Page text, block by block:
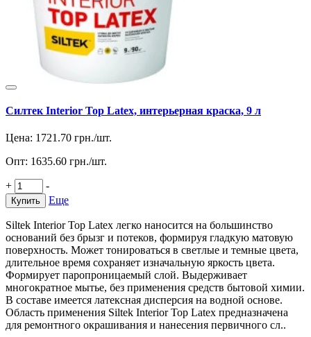
Силтек Interior Top Latex, интерьерная краска, 9 л
Цена: 1721.70 грн./шт.
Опт: 1635.60 грн./шт.
+ -
Купить Еще
Siltek Interior Top Latex легко наносится на большинство
оснований без брызг и потеков, формируя гладкую матовую
поверхность. Может тонироваться в светлые и темные цвета,
длительное время сохраняет изначальную яркость цвета.
Формирует паропроницаемый слой. Выдерживает
многократное мытье, без применения средств бытовой химии.
В составе имеется латексная дисперсия на водной основе.
Область применения Siltek Interior Top Latex предназначена
для ремонтного окрашивания и нанесения первичного сл..